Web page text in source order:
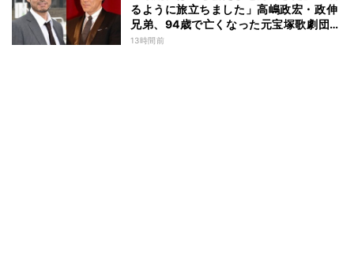
るように旅立ちました」高嶋政宏・政伸
兄弟、94歳で亡くなった元宝塚歌劇団ト
ップスターの母・寿美花代を追悼 ここ
13時間前